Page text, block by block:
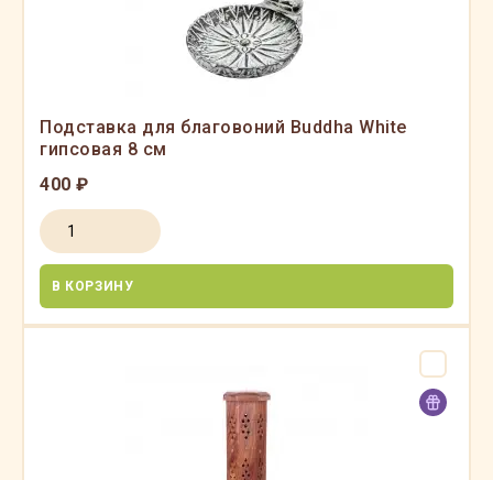
Подставка для благовоний Buddha White
гипсовая 8 см
400 ₽
В КОРЗИНУ